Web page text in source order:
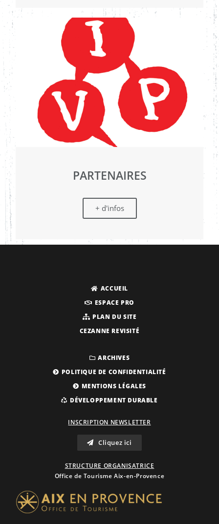
PARTENAIRES
+ d'infos
ACCUEIL
ESPACE PRO
PLAN DU SITE
CEZANNE REVISITÉ
ARCHIVES
POLITIQUE DE CONFIDENTIALITÉ
MENTIONS LÉGALES
DÉVELOPPEMENT DURABLE
INSCRIPTION NEWSLETTER
Cliquez ici
STRUCTURE ORGANISATRICE
Office de Tourisme Aix-en-Provence